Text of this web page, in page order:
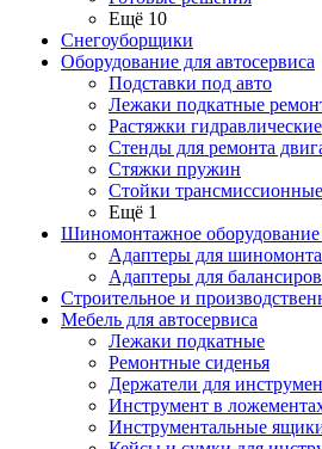
Ещё 10
Снегоуборщики
Оборудование для автосервиса
Подставки под авто
Лежаки подкатные
Растяжки гидравлические
Стенды для ремонта
Стяжки пружин
Стойки трансмиссионные
Ещё 1
Шиномонтажное оборудование
Адаптеры для
Адаптеры для
Строительное и
Мебель для автосервиса
Лежаки подкатные
Ремонтные сиденья
Держатели для
Инструмент в
Инструментальные